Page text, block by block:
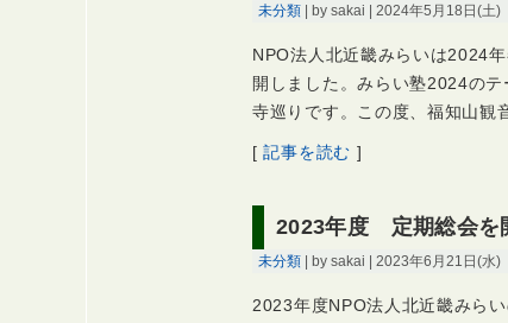
未分類 | by sakai | 2024年5月18日(土)
NPO法人北近畿みらいは2024
開しました。みらい塾2024の
寺巡りです。この度、福知山観
[記事を読む ]
2023年度 定期総会を
未分類 | by sakai | 2023年6月21日(水)
2023年度NPO法人北近畿みら